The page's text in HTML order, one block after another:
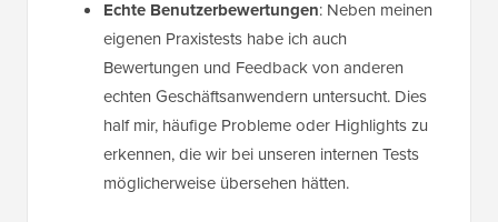
Echte Benutzerbewertungen: Neben meinen
eigenen Praxistests habe ich auch
Bewertungen und Feedback von anderen
echten Geschäftsanwendern untersucht. Dies
half mir, häufige Probleme oder Highlights zu
erkennen, die wir bei unseren internen Tests
möglicherweise übersehen hätten.